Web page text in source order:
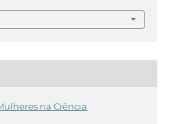
na Ciência